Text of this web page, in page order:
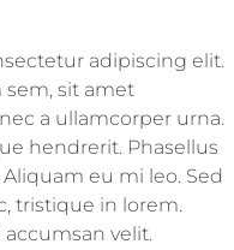
adipiscing elit.
sem, sit amet
a ullamcorper urna.
hendrerit. Phasellus
eu mi leo. Sed
tristique in lorem.
velit.